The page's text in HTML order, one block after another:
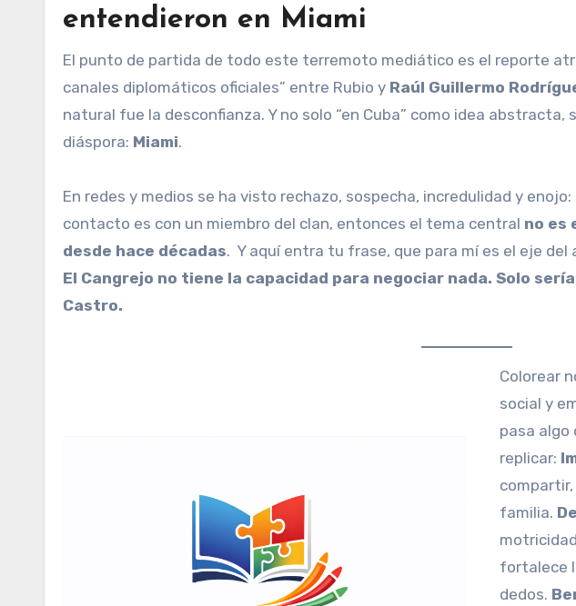
entendieron en Miami
El punto de partida de todo este terremoto mediático es el reporte
canales diplomáticos oficiales” entre Rubio y Raúl Guillermo
natural fue la desconfianza. Y no solo “en Cuba” como idea abstracta,
diáspora: Miami.
En redes y medios se ha visto rechazo, sospecha, incredulidad y
contacto es con un miembro del clan, entonces el tema central no es
desde hace décadas. Y aquí entra tu frase, que para mí es el eje del
El Cangrejo no tiene la capacidad para negociar nada. Solo
Castro.
Colorear no es un juego: es desarrollo físico,
social y
pasa algo
replicar:
compartir,
familia.
fortalece
dedos.